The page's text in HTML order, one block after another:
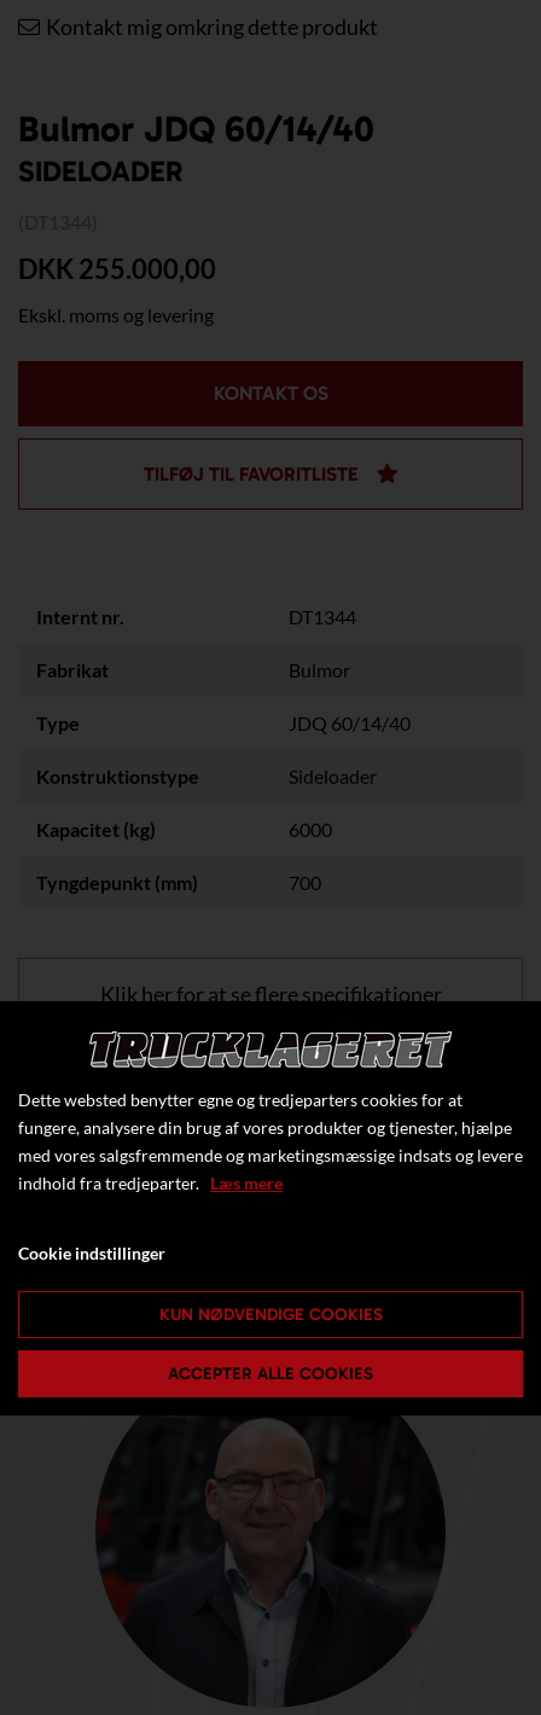
Kontakt mig omkring dette produkt
Bulmor JDQ 60/14/40
SIDELOADER
DKK 255.000,00
Ekskl. moms og levering
KONTAKT OS
TILFØJ TIL FAVORITLISTE
Internt nr. DT1344
Fabrikat Bulmor
Type JDQ 60/14/40
Konstruktionstype Sideloader
Kapacitet (kg) 6000
Tyngdepunkt (mm) 700
Klik her for at se flere specifikationer
Dette websted benytter egne og tredjeparters cookies for at
fungere, analysere din brug af vores produkter og tjenester, hjælpe
med vores salgsfremmende og marketingsmæssige indsats og levere
indhold fra tredjeparter. Læs mere
Cookie indstillinger
KUN NØDVENDIGE COOKIES
ACCEPTER ALLE COOKIES